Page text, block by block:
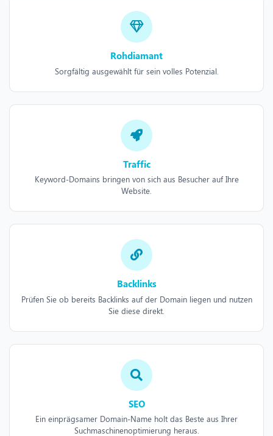
Rohdiamant
Sorgfältig ausgewählt für sein volles Potenzial.
Traffic
Keyword-Domains bringen von sich aus Besucher auf Ihre
Website.
Backlinks
Prüfen Sie ob bereits Backlinks auf der Domain liegen und nutzen
Sie diese direkt.
SEO
Ein einprägsamer Domain-Name holt das Beste aus Ihrer
Suchmaschinenoptimierung heraus.